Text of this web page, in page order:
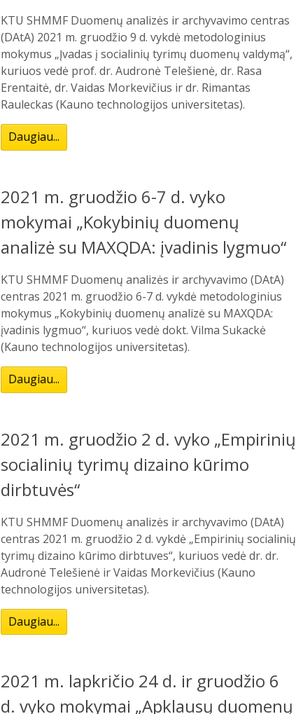
KTU SHMMF Duomenų analizės ir archyvavimo centras
(DAtA) 2021 m. gruodžio 9 d. vykdė metodologinius
mokymus „Įvadas į socialinių tyrimų duomenų valdymą“,
kuriuos vedė prof. dr. Audronė Telešienė, dr. Rasa
Erentaitė, dr. Vaidas Morkevičius ir dr. Rimantas
Rauleckas (Kauno technologijos universitetas).
Daugiau...
2021 m. gruodžio 6-7 d. vyko
mokymai „Kokybinių duomenų
analizė su MAXQDA: įvadinis lygmuo“
KTU SHMMF Duomenų analizės ir archyvavimo (DAtA)
centras 2021 m. gruodžio 6-7 d. vykdė metodologinius
mokymus „Kokybinių duomenų analizė su MAXQDA:
įvadinis lygmuo“, kuriuos vedė dokt. Vilma Sukackė
(Kauno technologijos universitetas).
Daugiau...
2021 m. gruodžio 2 d. vyko „Empirinių
socialinių tyrimų dizaino kūrimo
dirbtuvės“
KTU SHMMF Duomenų analizės ir archyvavimo (DAtA)
centras 2021 m. gruodžio 2 d. vykdė „Empirinių socialinių
tyrimų dizaino kūrimo dirbtuves“, kuriuos vedė dr. dr.
Audronė Telešienė ir Vaidas Morkevičius (Kauno
technologijos universitetas).
Daugiau...
2021 m. lapkričio 24 d. ir gruodžio 6
d. vyko mokymai „Apklausų duomenų